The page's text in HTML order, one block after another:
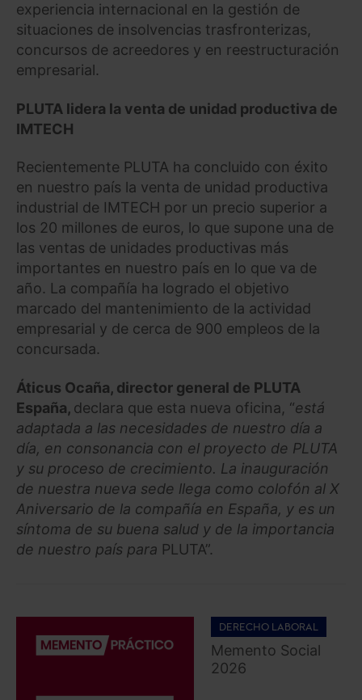
experiencia internacional en la gestión de
situaciones de insolvencias trasfronterizas,
concursos de acreedores y en reestructuración
empresarial.
PLUTA lidera la venta de unidad productiva de
IMTECH
Recientemente PLUTA ha concluido con éxito
en nuestro país la venta de unidad productiva
industrial de IMTECH por un precio superior a
los 20 millones de euros, lo que supone una de
las ventas de unidades productivas más
importantes en nuestro país en lo que va de
año. La compañía ha logrado el objetivo
marcado del mantenimiento de la actividad
empresarial y de cerca de 900 empleos de la
concursada.
Áticus Ocaña, director general de PLUTA
España, declara que esta nueva oficina, “está
adaptada a las necesidades de nuestro día a
día, en consonancia con el proyecto de PLUTA
y su proceso de crecimiento. La inauguración
de nuestra nueva sede llega como colofón al X
Aniversario de la compañía en España, y es un
síntoma de su buena salud y de la importancia
de nuestro país para PLUTA”.
DERECHO LABORAL
Memento Social
2026